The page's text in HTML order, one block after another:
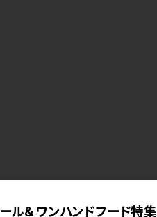
ル＆ワンハンドフード特集